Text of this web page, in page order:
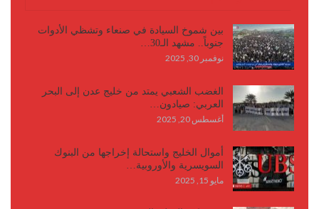
بين شموخ السيادة في صنعاء وتشظي الأدوات
جنوباً.. مشهد الـ30…
نوفمبر 30, 2025
الغضب الشعبي يمتد من خليج عدن إلى البحر
العربي: صيادون…
أغسطس 20, 2025
أموال الخليج واستحالة إخراجها من البنوك
السويسرية والأوروبية…
مايو 15, 2025